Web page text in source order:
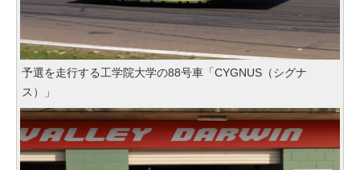
予選を走行する工学院大学の88号車「CYGNUS（シグナ
ス）」